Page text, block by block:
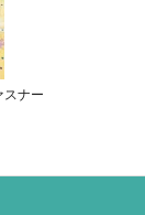
スナー